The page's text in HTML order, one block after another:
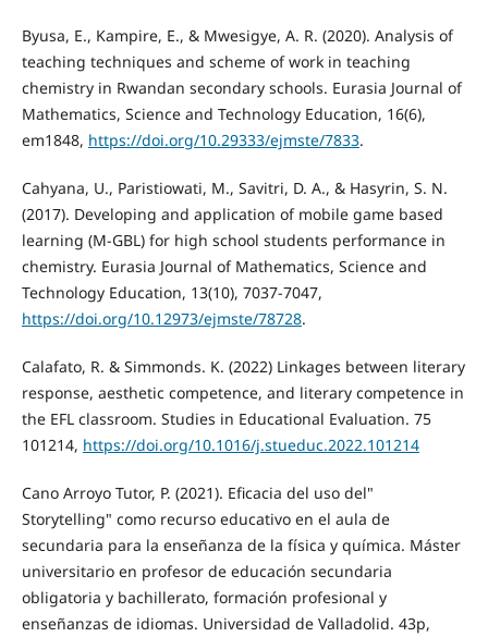
Byusa, E., Kampire, E., & Mwesigye, A. R. (2020). Analysis of
teaching techniques and scheme of work in teaching
chemistry in Rwandan secondary schools. Eurasia Journal of
Mathematics, Science and Technology Education, 16(6),
em1848, https://doi.org/10.29333/ejmste/7833.
Cahyana, U., Paristiowati, M., Savitri, D. A., & Hasyrin, S. N.
(2017). Developing and application of mobile game based
learning (M-GBL) for high school students performance in
chemistry. Eurasia Journal of Mathematics, Science and
Technology Education, 13(10), 7037-7047,
https://doi.org/10.12973/ejmste/78728.
Calafato, R. & Simmonds. K. (2022) Linkages between literary
response, aesthetic competence, and literary competence in
the EFL classroom. Studies in Educational Evaluation. 75
101214, https://doi.org/10.1016/j.stueduc.2022.101214
Cano Arroyo Tutor, P. (2021). Eficacia del uso del"
Storytelling" como recurso educativo en el aula de
secundaria para la enseñanza de la física y química. Máster
universitario en profesor de educación secundaria
obligatoria y bachillerato, formación profesional y
enseñanzas de idiomas. Universidad de Valladolid. 43p,